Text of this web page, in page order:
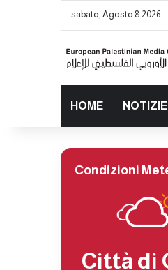
sabato, Agosto 8 2026
HOME
Condizioni
Città di